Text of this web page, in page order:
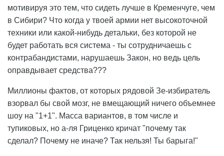
мотивируя это тем, что сидеть лучше в Кременчуге, чем
в Сибири? Что когда у твоей армии нет высокоточной
техники или какой-нибудь детальки, без которой не
будет работать вся система - ты сотрудничаешь с
контрабандистами, нарушаешь Закон, но ведь цель
оправдывает средства???
Миллионы фактов, от которых рядовой Зе-избиратель
взорвал бы свой мозг, не вмещающий ничего объемнее
шоу на "1+1". Масса вариантов, в том числе и
тупиковых, но а-ля Гриценко кричат "почему так
сделал? Почему не иначе? Так нельзя! Ты барыга!"